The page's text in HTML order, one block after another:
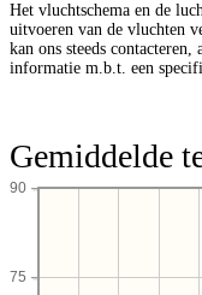
Het vluchtschema en de
uitvoeren van de vluchten
kan ons steeds
informatie m.b.t. een
Gemiddelde